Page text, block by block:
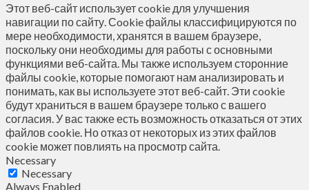
Этот веб-сайт использует cookie для улучшения
навигации по сайту. Сookie файлы классифицируются по
мере необходимости, хранятся в вашем браузере,
поскольку они необходимы для работы с основными
функциями веб-сайта. Мы также используем сторонние
файлы cookie, которые помогают нам анализировать и
понимать, как вы используете этот веб-сайт. Эти cookie
будут храниться в вашем браузере только с вашего
согласия. У вас также есть возможность отказаться от этих
файлов cookie. Но отказ от некоторых из этих файлов
cookie может повлиять на просмотр сайта.
Necessary
Necessary
Always Enabled